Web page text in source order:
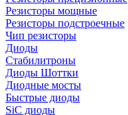
Резисторы мощные
Резисторы подстроечные
Чип резисторы
Диоды
Стабилитроны
Диоды Шоттки
Диодные мосты
Быстрые диоды
SiC диоды